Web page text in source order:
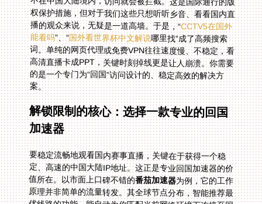
播的观众来说，无疑是一道高墙。于是，“CCTV5在国外
能看吗”、“国外看世界杯中文解说哪里找”成了高频搜索
词。单纯的网页代理或免费VPN往往速度慢、不稳定，看
高清直播卡成PPT，关键时刻掉线更是让人崩溃。你需要
的是一个专门为“回国”访问设计的、稳定高效的解决方
案。
解锁限制的核心：选择一款专业的回国
加速器
要稳定流畅地观看国内赛事直播，关键在于获得一个稳
定、高速的中国大陆IP地址。这正是专业回国加速器的价
值所在。以市面上口碑不错的番茄加速器为例，它的工作
原理并非简单的流量转发。其全球节点分布，智能推荐最
优线路的功能，能自动为你匹配当前网络环境下连接至国
内服务器最快的路径，从源头降低延迟。这意味着，无论
你在纽约、伦敦还是悉尼，它都能像一位经验丰富的导航